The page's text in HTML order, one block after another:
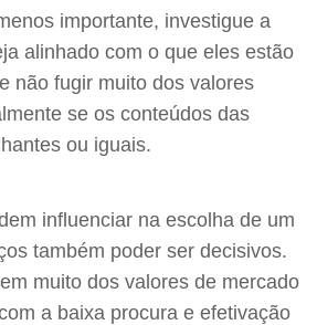
importante, investigue a
alinhado com o que eles estão
não fugir muito dos valores
se os conteúdos das
ou iguais.
influenciar na escolha de um
também poder ser decisivos.
muito dos valores de mercado
a baixa procura e efetivação